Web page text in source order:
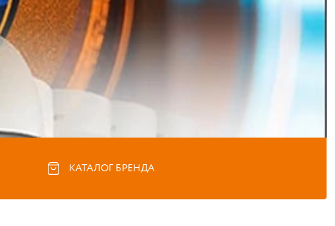
КАТАЛОГ БРЕНДА